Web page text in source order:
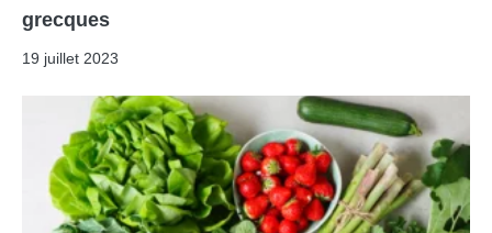
grecques
19 juillet 2023